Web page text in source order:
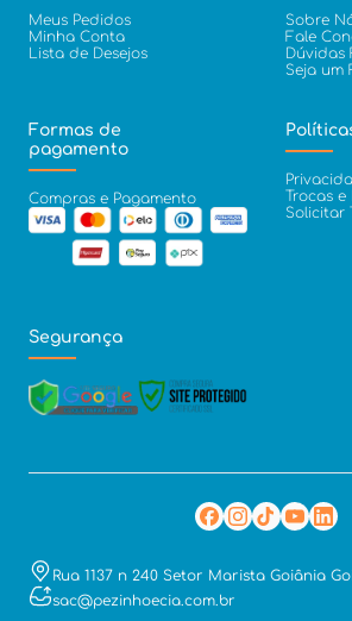
Meus Pedidos
Minha Conta
Lista de Desejos
Sobre
Fale
Dúvidas
Seja um
Formas de
pagamento
Compras e Pagamento
Trocas e
Solicitar
Segurança
Rua 1137 n 240 Setor Marista Goiânia
sac@pezinhoecia.com.br